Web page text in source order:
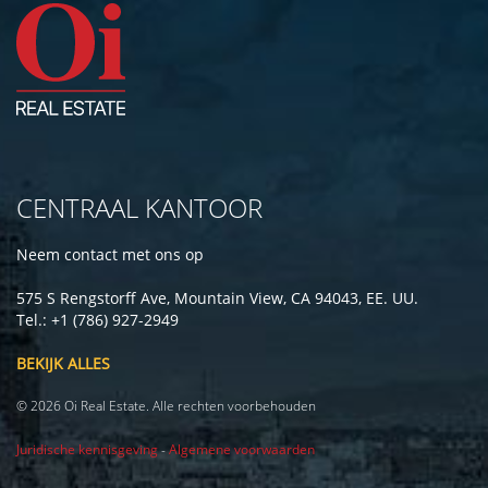
CENTRAAL KANTOOR
Neem contact met ons op
575 S Rengstorff Ave, Mountain View, CA 94043, EE. UU.
Tel.: +1 (786) 927-2949
BEKIJK ALLES
© 2026 Oi Real Estate. Alle rechten voorbehouden
Juridische kennisgeving-Algemene voorwaarden